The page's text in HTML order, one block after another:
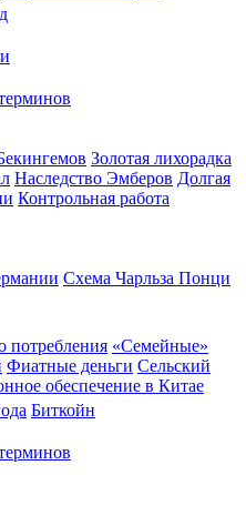
Золотая лихорадка
Наследство Эмберов Долгая
Контрольная работа
Схема Чарльза Понци
потребления «Семейные»
Фиатные деньги Сельский
обеспечение в Китае
Биткойн